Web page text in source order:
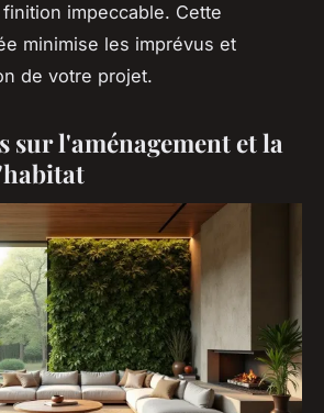
impeccable. Cette
minimise les imprévus et
de votre projet.
sur l'aménagement et la